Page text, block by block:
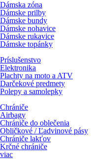
Dámska zóna
Dámske prilby
Dámske bundy
Dámske nohavice
Dámske rukavice
Dámske topánky
Príslušenstvo
Elektronika
Plachty na moto a ATV
Darčekové predmety
Polepy a samolepky
Chrániče
Airbagy
Chrániče do oblečenia
Obličkové / Ľadvinové pásy
Chrániče lakťov
Krčné chrániče
viac